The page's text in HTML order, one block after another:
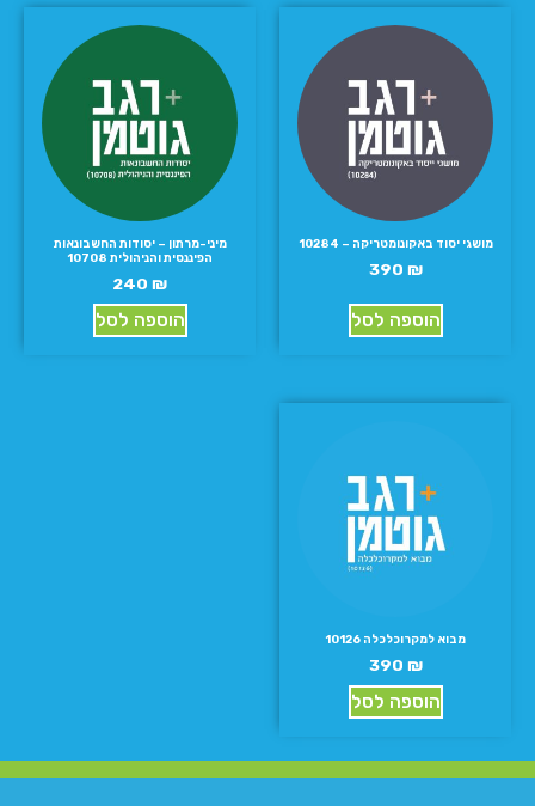
מושגי יסוד באקונומטריקה – 10284
390 ₪
הוספה לסל
מיני-מרתון – יסודות החשבונאות
הפיננסית והניהולית 10708
240 ₪
הוספה לסל
מבוא למקרוכלכלה 10126
390 ₪
הוספה לסל